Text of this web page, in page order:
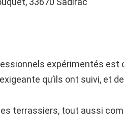
expérimentés est
qu’ils ont suivi, et
terrassiers, tout aussi